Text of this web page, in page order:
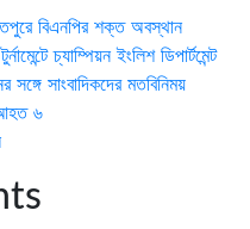
বিএনপির শক্ত অবস্থান
চ্যাম্পিয়ন ইংলিশ ডিপার্টমেন্ট
সাংবাদিকদের মতবিনিময়
আহত ৬